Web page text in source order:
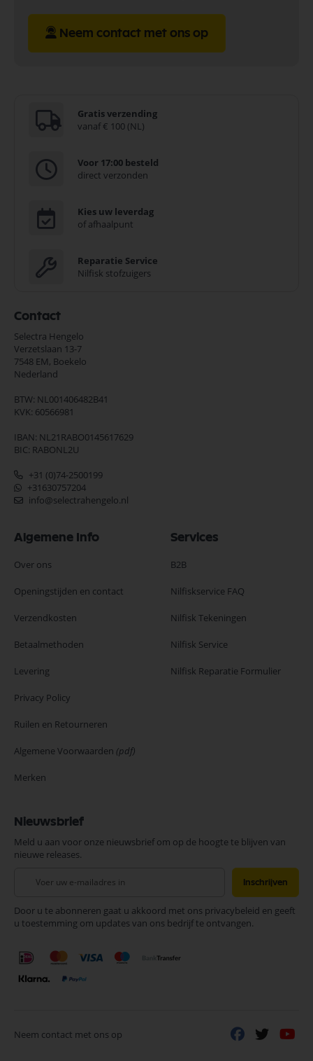
Neem contact met ons op
Gratis verzending
vanaf € 100 (NL)
Voor 17:00 besteld
direct verzonden
Kies uw leverdag
of afhaalpunt
Reparatie Service
Nilfisk stofzuigers
Contact
Selectra Hengelo
Verzetslaan 13-7
7548 EM, Boekelo
Nederland
BTW: NL001406482B41
KVK: 60566981
IBAN: NL21RABO0145617629
BIC: RABONL2U
+31 (0)74-2500199
+31630757204
info@selectrahengelo.nl
Algemene Info
Over ons
Openingstijden en contact
Verzendkosten
Betaalmethoden
Levering
Privacy Policy
Ruilen en Retourneren
Algemene Voorwaarden (pdf)
Merken
Services
B2B
Nilfiskservice FAQ
Nilfisk Tekeningen
Nilfisk Service
Nilfisk Reparatie Formulier
Nieuwsbrief
Meld u aan voor onze nieuwsbrief om op de hoogte te blijven van
nieuwe releases.
onze
nieuwsbrief
Inschrijven
Door u te abonneren gaat u akkoord met ons privacybeleid en geeft
u toestemming om updates van ons bedrijf te ontvangen.
Neem contact met ons op